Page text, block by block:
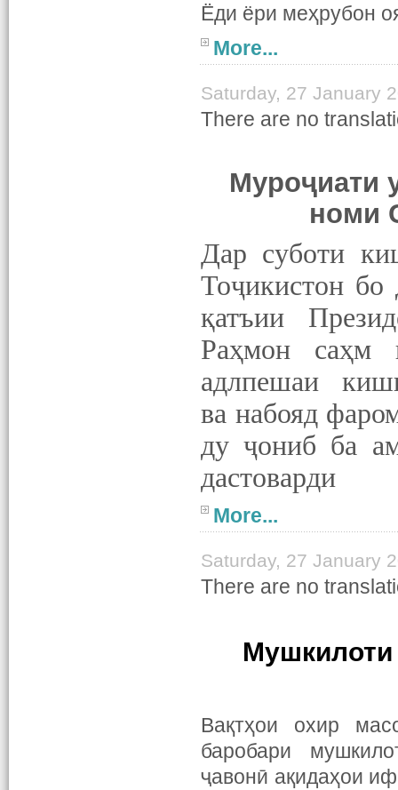
Ёди ёри меҳрубон
More...
Saturday, 27 January
There are no
Муроҷиати
номи
Дар суботи
Тоҷикистон бо
қатъии
Раҳмон саҳм
адлпешаи
ва набояд
ду ҷониб ба
дастоварди
More...
Saturday, 27 January
There are no
Мушкилоти
Вақтҳои охир
баробари
ҷавонӣ ақидаҳои